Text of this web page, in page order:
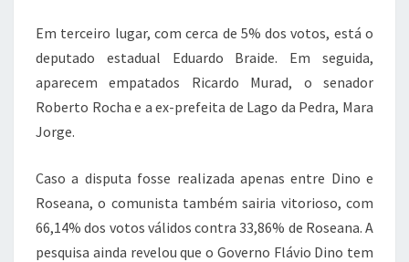
Em terceiro lugar, com cerca de 5% dos votos, está o
deputado estadual Eduardo Braide. Em seguida,
aparecem empatados Ricardo Murad, o senador
Roberto Rocha e a ex-prefeita de Lago da Pedra, Mara
Jorge.
Caso a disputa fosse realizada apenas entre Dino e
Roseana, o comunista também sairia vitorioso, com
66,14% dos votos válidos contra 33,86% de Roseana. A
pesquisa ainda revelou que o Governo Flávio Dino tem